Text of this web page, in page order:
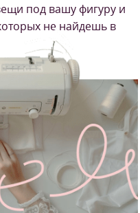
под вашу фигуру и
не найдешь в